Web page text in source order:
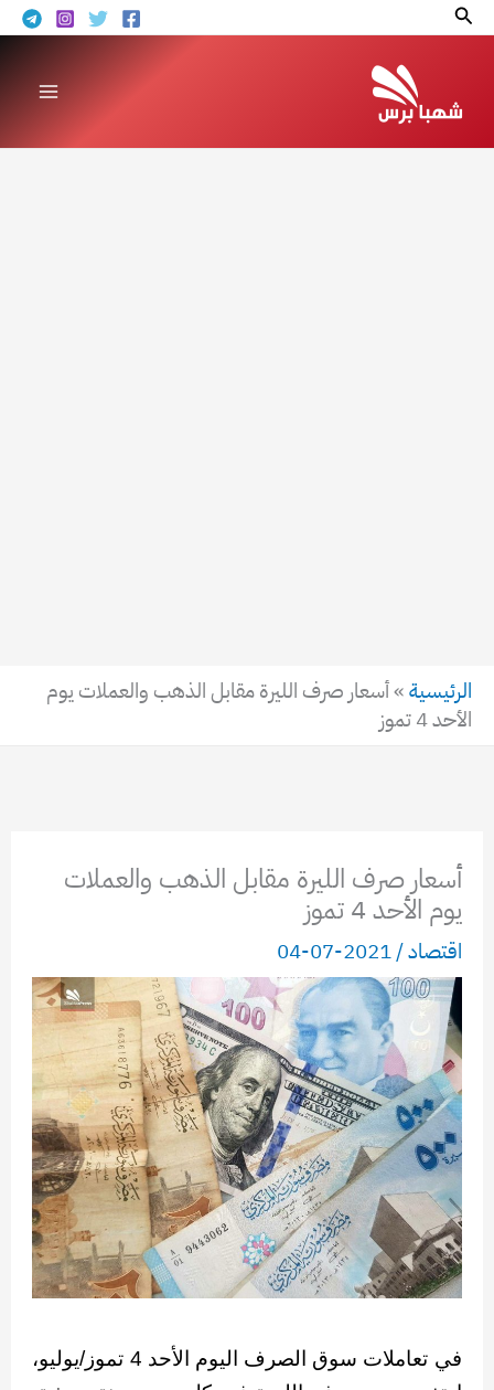
تخطيالبحث
الرئيسية»أسعار صرف الليرة مقابل الذهب والعملات يوم
الأحد 4 تموز
أسعار صرف الليرة مقابل الذهب والعملات
يوم الأحد 4 تموز
اقتصاد/
2021-07-04
في تعاملات سوق الصرف اليوم الأحد 4 تموز/يوليو،